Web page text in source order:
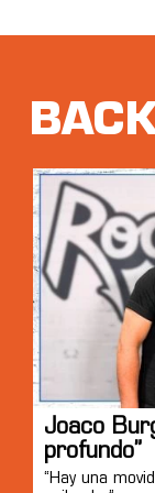
Joaco
profundo”
“Hay una